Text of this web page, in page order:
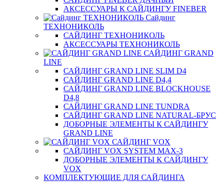
АКСЕССУАРЫ К САЙДИНГУ FINEBER
Сайдинг
ТЕХНОНИКОЛЬ
САЙДИНГ ТЕХНОНИКОЛЬ
АКСЕССУАРЫ ТЕХНОНИКОЛЬ
САЙДИНГ GRAND
LINE
САЙДИНГ GRAND LINE SLIM D4
САЙДИНГ GRAND LINE D4,4
САЙДИНГ GRAND LINE BLOCKHOUSE
D4,8
САЙДИНГ GRAND LINE TUNDRA
САЙДИНГ GRAND LINE NATURAL-БРУС
ДОБОРНЫЕ ЭЛЕМЕНТЫ К САЙДИНГУ
GRAND LINE
САЙДИНГ VOX
САЙДИНГ VOX SYSTEM MAX-3
ДОБОРНЫЕ ЭЛЕМЕНТЫ К САЙДИНГУ
VOX
КОМПЛЕКТУЮЩИЕ ДЛЯ САЙДИНГА